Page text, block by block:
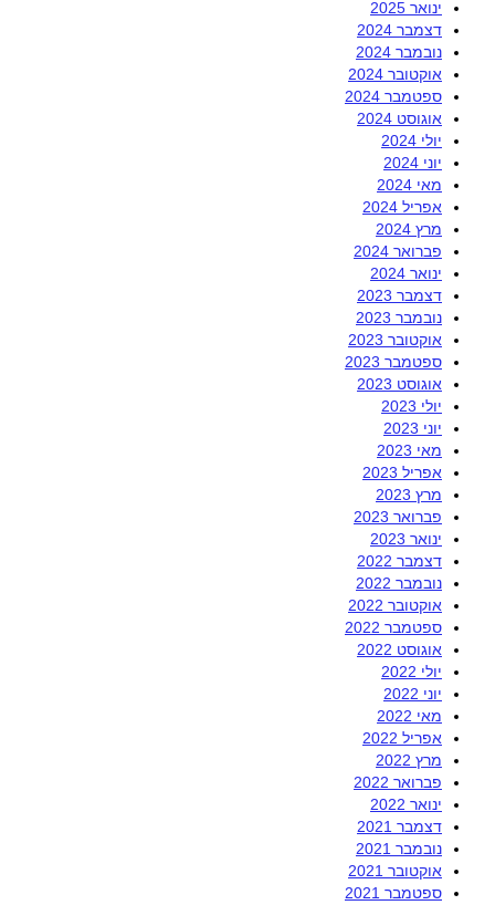
ינואר 2025
דצמבר 2024
נובמבר 2024
אוקטובר 2024
ספטמבר 2024
אוגוסט 2024
יולי 2024
יוני 2024
מאי 2024
אפריל 2024
מרץ 2024
פברואר 2024
ינואר 2024
דצמבר 2023
נובמבר 2023
אוקטובר 2023
ספטמבר 2023
אוגוסט 2023
יולי 2023
יוני 2023
מאי 2023
אפריל 2023
מרץ 2023
פברואר 2023
ינואר 2023
דצמבר 2022
נובמבר 2022
אוקטובר 2022
ספטמבר 2022
אוגוסט 2022
יולי 2022
יוני 2022
מאי 2022
אפריל 2022
מרץ 2022
פברואר 2022
ינואר 2022
דצמבר 2021
נובמבר 2021
אוקטובר 2021
ספטמבר 2021